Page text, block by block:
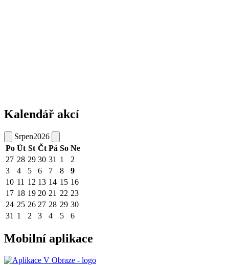
Kalendář akcí
Srpen2026
Po Út St Čt Pá So Ne
27 28 29 30 31 1
2
3
4 5 6 7 8
9
10 11 12 13 14 15 16
17 18 19 20 21 22 23
24 25 26 27 28 29 30
31 1 2 3 4 5 6
Mobilní aplikace